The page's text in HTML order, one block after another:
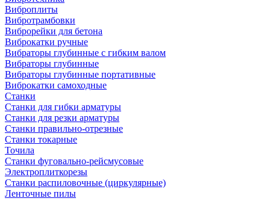
Виброплиты
Вибротрамбовки
Виброрейки для бетона
Виброкатки ручные
Вибраторы глубинные с гибким валом
Вибраторы глубинные
Вибраторы глубинные портативные
Виброкатки самоходные
Станки
Станки для гибки арматуры
Станки для резки арматуры
Станки правильно-отрезные
Станки токарные
Точила
Станки фуговально-рейсмусовые
Электроплиткорезы
Станки распиловочные (циркулярные)
Ленточные пилы